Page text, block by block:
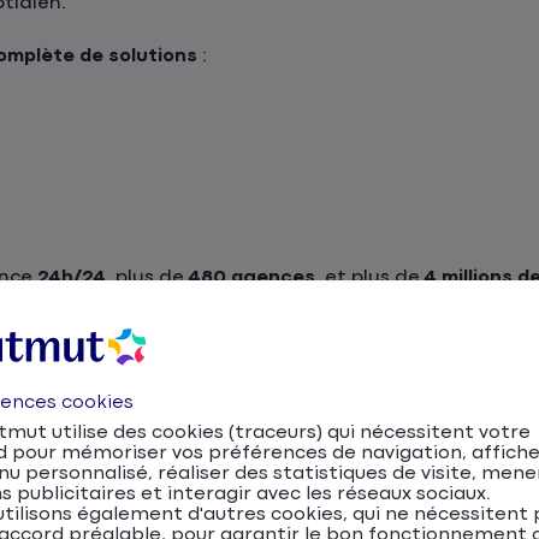
de solutions :
24h/24, plus de480 agences, et plus de4 millions
personnalisé !
moto, scooter et
ses quartiers historiques, ses infrastructures
proximité immédiate avec l’autoroute, la voiture
en commun permettent également de se
assurance auto en ligne.
cookies
utilise des cookies (traceurs) qui nécessitent votre
pour mémoriser vos préférences de navigation,
personnalisé, réaliser des statistiques de visite,
publicitaires et interagir avec les réseaux sociaux.
également d'autres cookies, qui ne nécessitent
préalable, pour garantir le bon fonctionnement